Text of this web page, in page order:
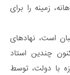
زمینه را برای
است، نهاد‌های
چندین استاد
با دولت، توسط